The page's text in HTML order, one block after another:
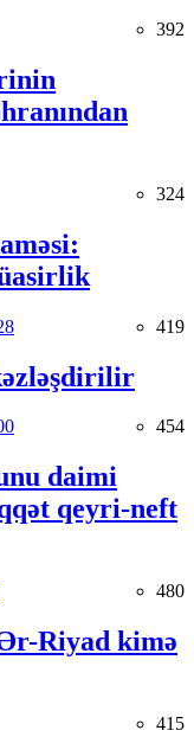
392
324
419
454
daimi
qeyri-neft
480
Riyad kimə
415